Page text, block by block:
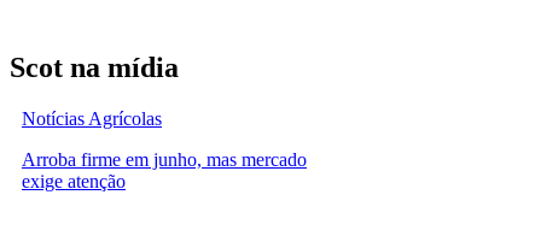
Scot na mídia
Notícias Agrícolas
Arroba firme em junho, mas mercado
exige atenção